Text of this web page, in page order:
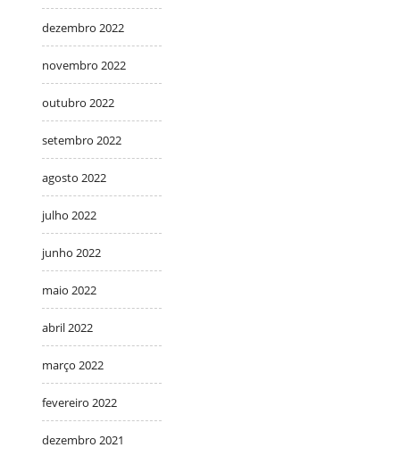
dezembro 2022
novembro 2022
outubro 2022
setembro 2022
agosto 2022
julho 2022
junho 2022
maio 2022
abril 2022
março 2022
fevereiro 2022
dezembro 2021